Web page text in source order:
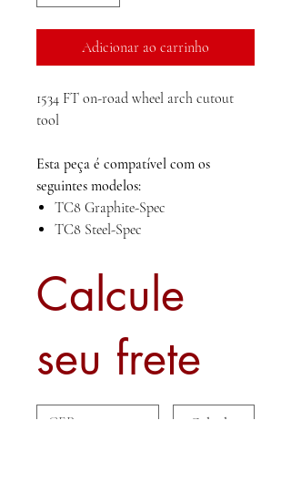
Adicionar ao carrinho
1534 FT on-road wheel arch cutout
tool
Esta peça é compatível com os
seguintes modelos:
TC8 Graphite-Spec
TC8 Steel-Spec
Calcule
seu frete
Calcular